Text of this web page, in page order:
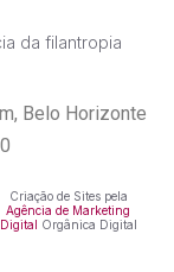
da filantropia
Belo Horizonte
Criação de Sites pela
Agência de Marketing
Digital
Orgânica Digital